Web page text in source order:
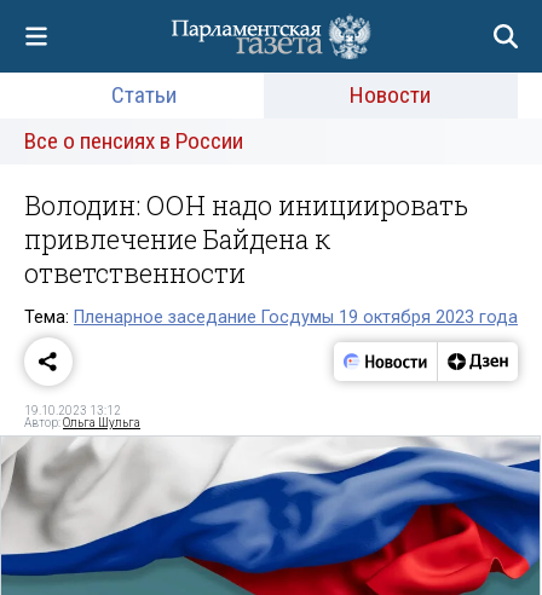
Статьи
Новости
Все о пенсиях в России
Володин: ООН надо инициировать
привлечение Байдена к
ответственности
Тема: Пленарное заседание Госдумы 19 октября 2023 года
19.10.2023 13:12
Автор:Ольга Шульга